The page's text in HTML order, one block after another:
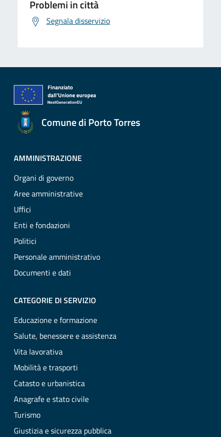
Problemi in città
Segnala disservizio
Comune di Porto Torres
AMMINISTRAZIONE
Organi di governo
Aree amministrative
Uffici
Enti e fondazioni
Politici
Personale amministrativo
Documenti e dati
CATEGORIE DI SERVIZIO
Educazione e formazione
Salute, benessere e assistenza
Vita lavorativa
Mobilità e trasporti
Catasto e urbanistica
Anagrafe e stato civile
Turismo
Giustizia e sicurezza pubblica